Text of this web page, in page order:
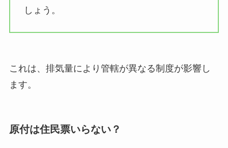
しょう。
これは、排気量により管轄が異なる制度が影響し
ます。
原付は住民票いらない？